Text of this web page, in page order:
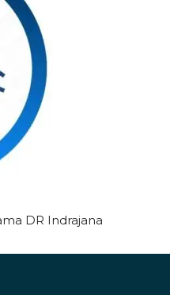
DR Indrajana